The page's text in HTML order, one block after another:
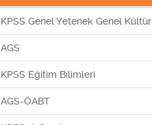
KPSS Genel Yetenek Genel Kültür
AGS
KPSS Eğitim Bilimleri
AGS-ÖABT